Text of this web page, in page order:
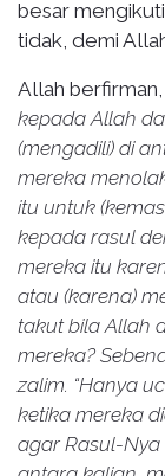
besar
tidak, demi
Allah berfirman,
kepada Allah
(mengadili) di
mereka
itu untuk
kepada rasul
mereka itu
atau (karena)
takut bila Allah
mereka?
zalim. “Hanya
ketika mereka
agar Rasul-